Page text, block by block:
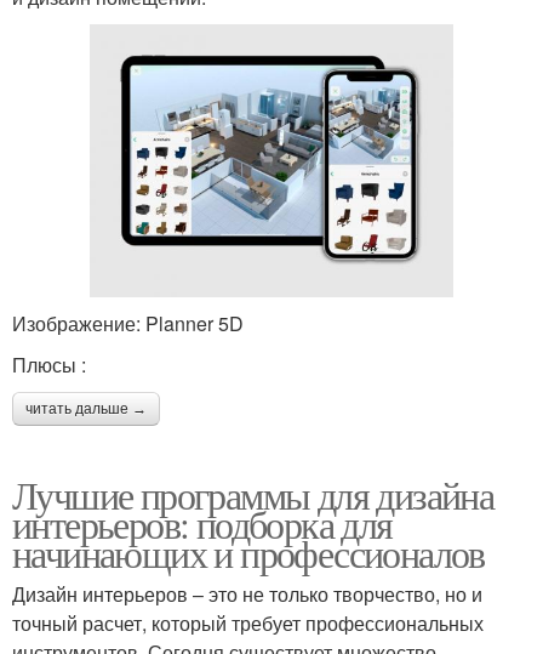
Изображение: Planner 5D
Плюсы :
читать дальше →
Лучшие программы для дизайна
интерьеров: подборка для
начинающих и профессионалов
Дизайн интерьеров – это не только творчество, но и
точный расчет, который требует профессиональных